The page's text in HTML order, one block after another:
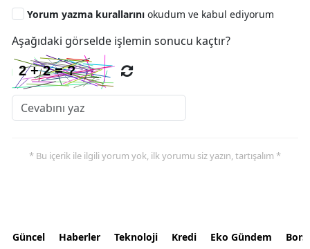
Yorum yazma kurallarını okudum ve kabul ediyorum
Aşağıdaki görselde işlemin sonucu kaçtır?
* Bu içerik ile ilgili yorum yok, ilk yorumu siz yazın, tartışalım *
Güncel Haberler Teknoloji Kredi Eko Gündem